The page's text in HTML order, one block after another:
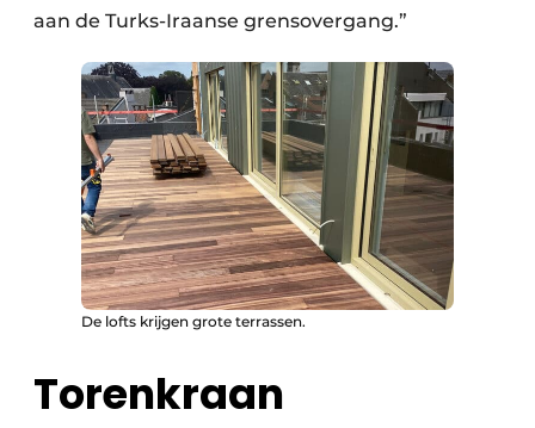
aan de Turks-Iraanse grensovergang.”
De lofts krijgen grote terrassen.
Torenkraan